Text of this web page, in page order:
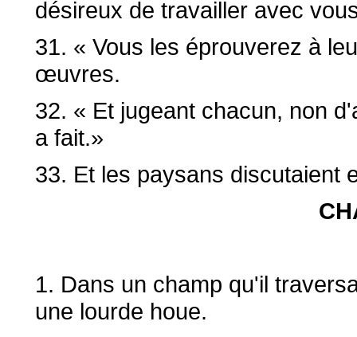
désireux de travailler avec
31. « Vous les éprouverez à
œuvres.
32. « Et jugeant chacun, non
a fait.»
33. Et les paysans discutaient
1. Dans un champ qu'il
une lourde houe.